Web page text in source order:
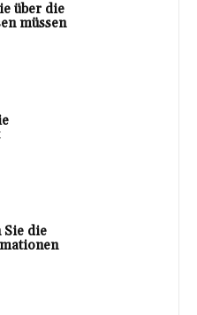
über die
müssen
Sie die